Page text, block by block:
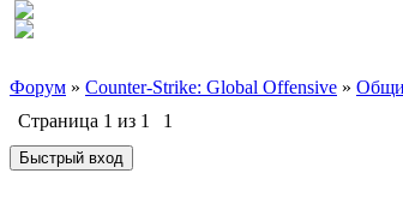
Форум » Counter-Strike: Global Offensive »
Страница 1 из 1
1